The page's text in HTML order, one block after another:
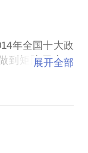
年全国十大政
到矩阵用户70
你如何推广用
号；
展开全部